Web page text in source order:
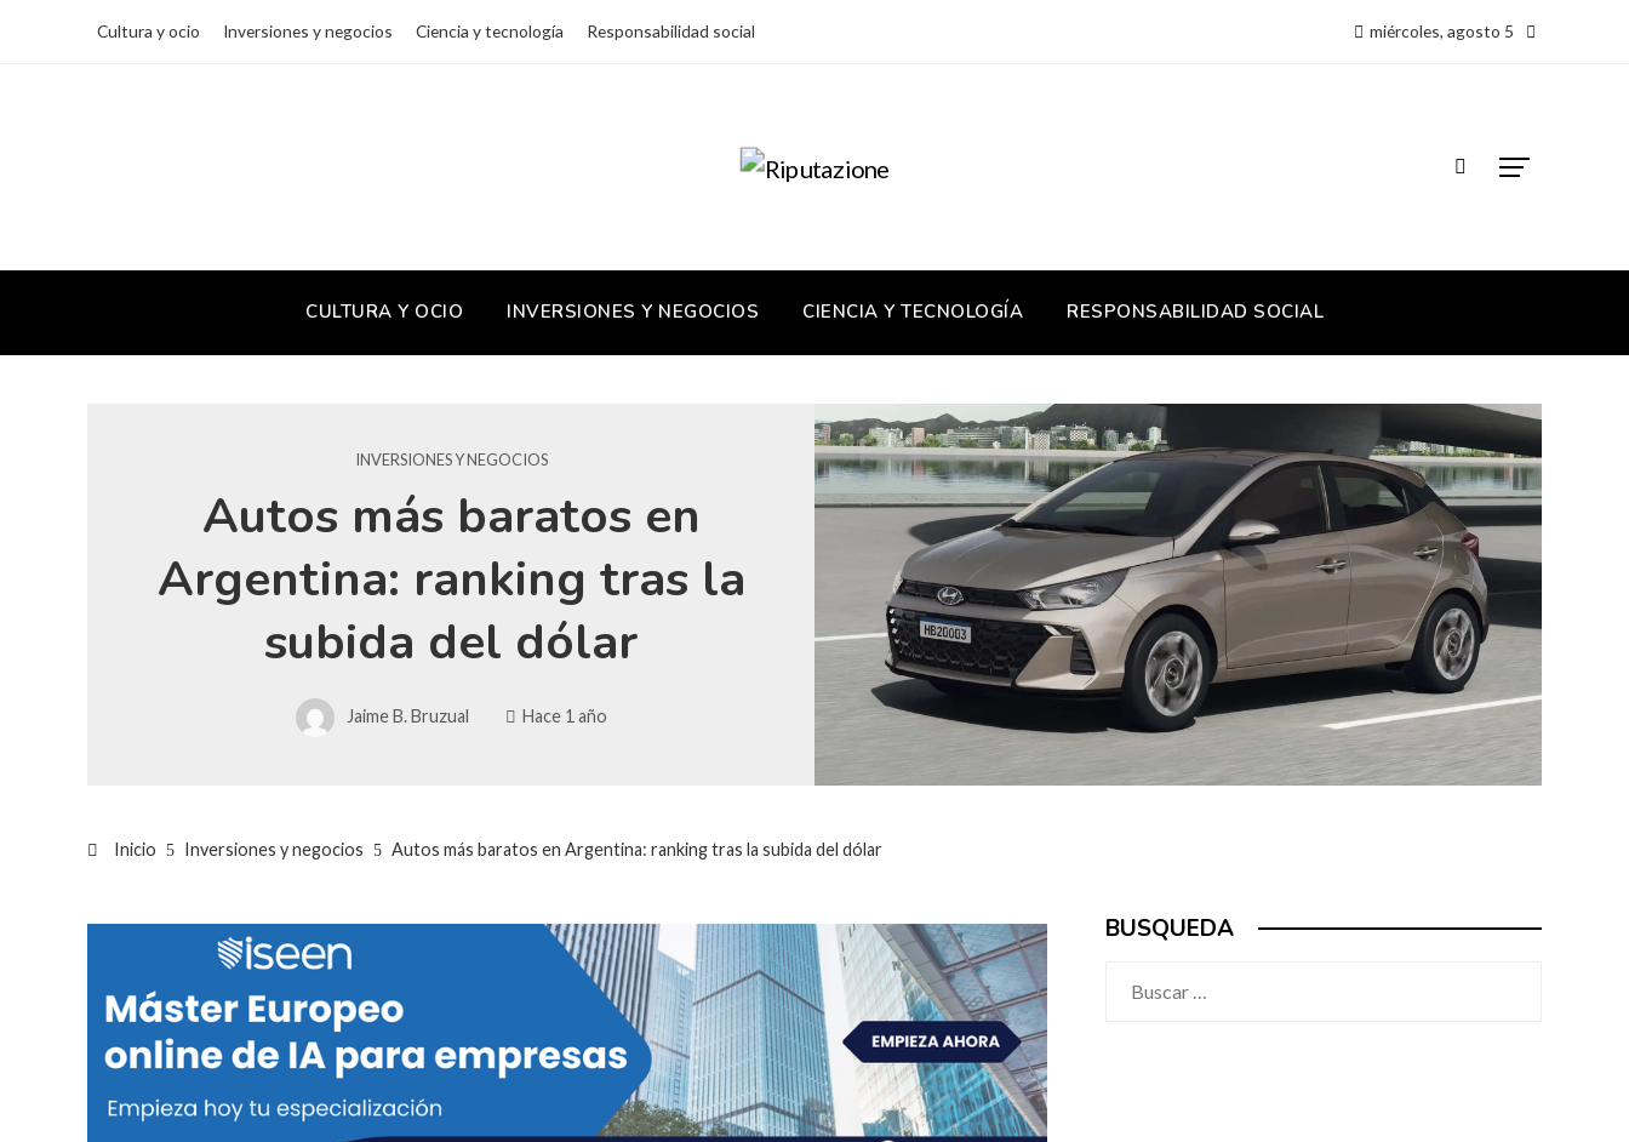
Cultura y ocio Inversiones y negocios Ciencia y tecnología Responsabilidad social miércoles, agosto 5
CULTURA Y OCIO INVERSIONES Y NEGOCIOS CIENCIA Y TECNOLOGÍA RESPONSABILIDAD SOCIAL
INVERSIONES Y NEGOCIOS
Autos más baratos en
Argentina: ranking tras la
subida del dólar
Jaime B. Bruzual Hace 1 año
Inicio Inversiones y negocios Autos más baratos en Argentina: ranking tras la subida del dólar
BUSQUEDA